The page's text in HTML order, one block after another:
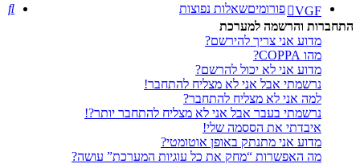
VGF פורומיםשאלות נפוצות
התחברות והרשמה למערכת
מדוע אני צריך להירשם?
מהו COPPA?
מדוע אני לא יכול להרשם?
נרשמתי אבל אני לא מצליח להתחבר!
למה אני לא מצליח להתחבר?
נרשמתי בעבר אבל אני לא מצליח להתחבר יותר?!
איבדתי את הססמה שלי!
מדוע אני מתנתק באופן אוטומטי?
מה האפשרות “מחק את כל עוגיות המערכת” עושה?